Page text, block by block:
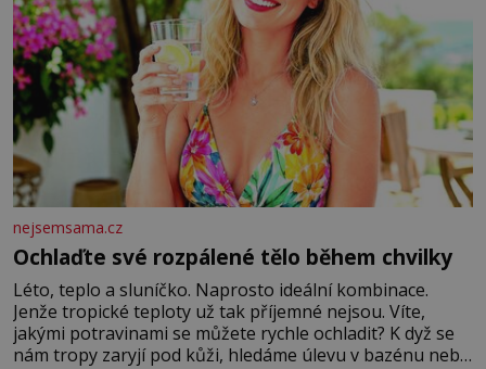
nejsemsama.cz
Ochlaďte své rozpálené tělo během chvilky
Léto, teplo a sluníčko. Naprosto ideální kombinace.
Jenže tropické teploty už tak příjemné nejsou. Víte,
jakými potravinami se můžete rychle ochladit? K dyž se
nám tropy zaryjí pod kůži, hledáme úlevu v bazénu nebo